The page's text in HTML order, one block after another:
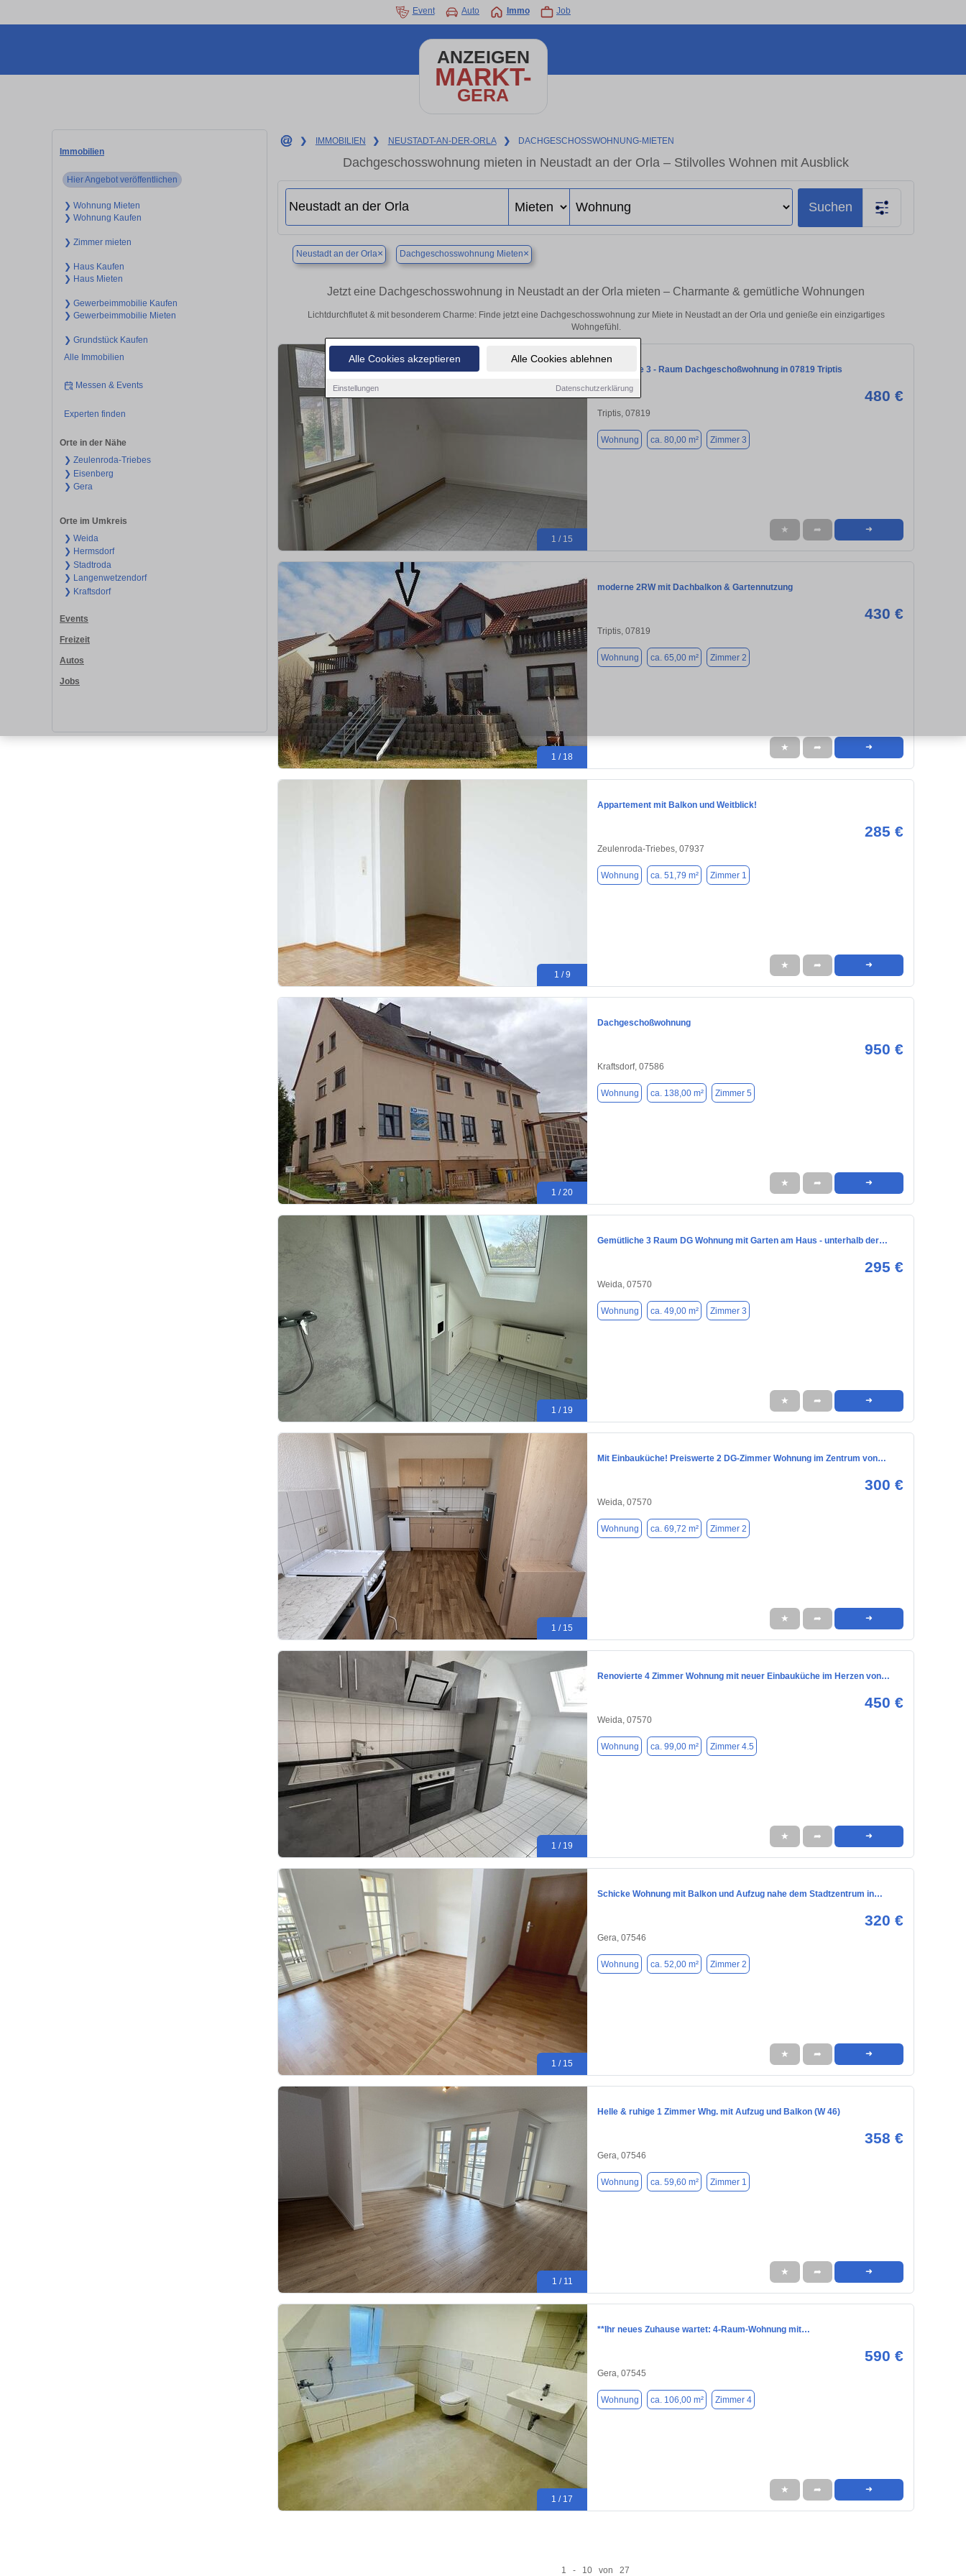
Alle Cookies akzeptieren Alle Cookies ablehnen
Einstellungen Datenschutzerklärung
Event Auto Immo Job
ANZEIGEN
MARKT-
GERA
Immobilien
Hier Angebot veröffentlichen
❯ Wohnung Mieten
❯ Wohnung Kaufen
❯ Zimmer mieten
❯ Haus Kaufen
❯ Haus Mieten
❯ Gewerbeimmobilie Kaufen
❯ Gewerbeimmobilie Mieten
❯ Grundstück Kaufen
Alle Immobilien
Messen & Events
Experten finden
Orte in der Nähe
❯ Zeulenroda-Triebes
❯ Eisenberg
❯ Gera
Orte im Umkreis
❯ Weida
❯ Hermsdorf
❯ Stadtroda
❯ Langenwetzendorf
❯ Kraftsdorf
Events
Freizeit
Autos
Jobs
❯ IMMOBILIEN ❯ NEUSTADT-AN-DER-ORLA ❯ DACHGESCHOSSWOHNUNG-MIETEN
Dachgeschosswohnung mieten in Neustadt an der Orla – Stilvolles Wohnen mit Ausblick
Suchen
Neustadt an der Orla× Dachgeschosswohnung Mieten×
Jetzt eine Dachgeschosswohnung in Neustadt an der Orla mieten – Charmante & gemütliche Wohnungen
Lichtdurchflutet & mit besonderem Charme: Finde jetzt eine Dachgeschosswohnung zur Miete in Neustadt an der Orla und genieße ein einzigartiges
Wohngefühl.
1 / 15
Gemütliche 3 - Raum Dachgeschoßwohnung in 07819 Triptis
480 €
Triptis, 07819
Wohnung ca. 80,00 m² Zimmer 3
★ ➦ ➜
1 / 18
moderne 2RW mit Dachbalkon & Gartennutzung
430 €
Triptis, 07819
Wohnung ca. 65,00 m² Zimmer 2
★ ➦ ➜
1 / 9
Appartement mit Balkon und Weitblick!
285 €
Zeulenroda-Triebes, 07937
Wohnung ca. 51,79 m² Zimmer 1
★ ➦ ➜
1 / 20
Dachgeschoßwohnung
950 €
Kraftsdorf, 07586
Wohnung ca. 138,00 m² Zimmer 5
★ ➦ ➜
1 / 19
Gemütliche 3 Raum DG Wohnung mit Garten am Haus - unterhalb der…
295 €
Weida, 07570
Wohnung ca. 49,00 m² Zimmer 3
★ ➦ ➜
1 / 15
Mit Einbauküche! Preiswerte 2 DG-Zimmer Wohnung im Zentrum von…
300 €
Weida, 07570
Wohnung ca. 69,72 m² Zimmer 2
★ ➦ ➜
1 / 19
Renovierte 4 Zimmer Wohnung mit neuer Einbauküche im Herzen von…
450 €
Weida, 07570
Wohnung ca. 99,00 m² Zimmer 4.5
★ ➦ ➜
1 / 15
Schicke Wohnung mit Balkon und Aufzug nahe dem Stadtzentrum in…
320 €
Gera, 07546
Wohnung ca. 52,00 m² Zimmer 2
★ ➦ ➜
1 / 11
Helle & ruhige 1 Zimmer Whg. mit Aufzug und Balkon (W 46)
358 €
Gera, 07546
Wohnung ca. 59,60 m² Zimmer 1
★ ➦ ➜
1 / 17
**Ihr neues Zuhause wartet: 4-Raum-Wohnung mit…
590 €
Gera, 07545
Wohnung ca. 106,00 m² Zimmer 4
★ ➦ ➜
1 - 10 von 27